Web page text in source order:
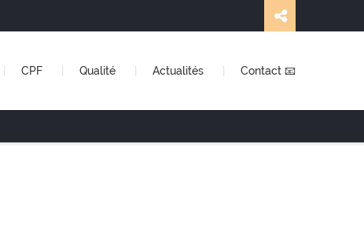
CPF Qualité Actualités Contact 📧